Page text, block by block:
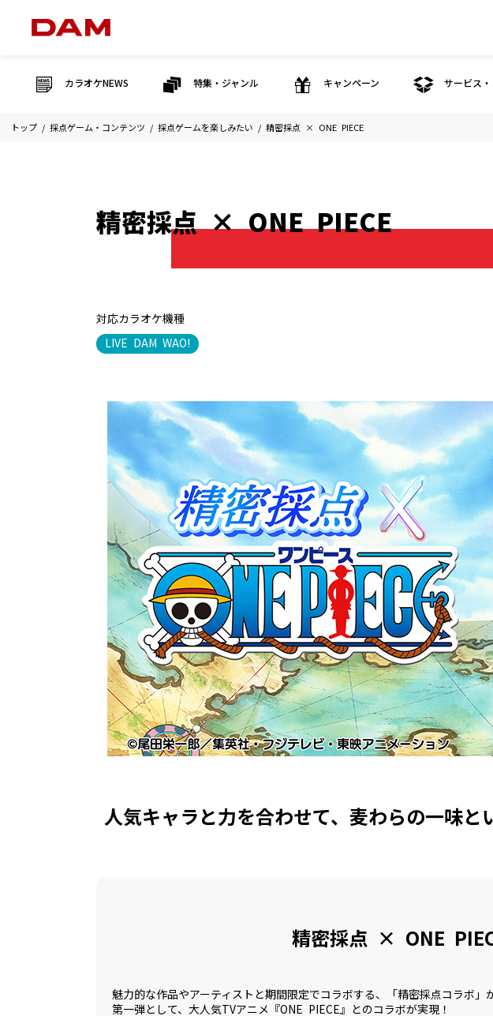
カラオケNEWS 特集・ジャンル キャンペーン サービス
トップ 採点ゲーム・コンテンツ 採点ゲームを楽しみたい 精密採点 × ONE PIECE
精密採点 × ONE PIECE
対応カラオケ機種
LIVE DAM WAO!
人気キャラと力を合わせて、麦わらの一味
精密採点 × ONE
魅力的な作品やアーティストと期間限定でコラボする、「精密採点コラボ」
第一弾として、大人気TVアニメ『ONE PIECE』とのコラボが実現！